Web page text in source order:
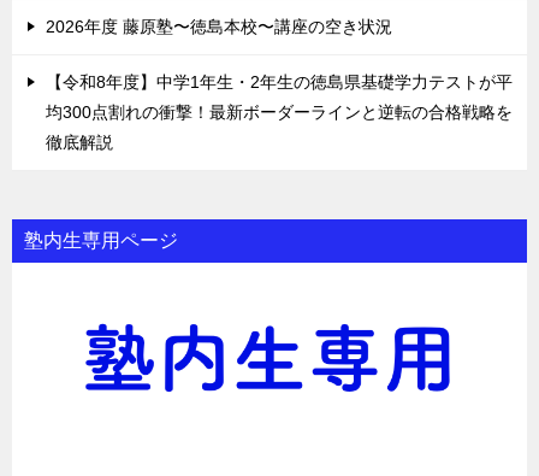
2026年度 藤原塾〜徳島本校〜講座の空き状況
【令和8年度】中学1年生・2年生の徳島県基礎学力テストが平
均300点割れの衝撃！最新ボーダーラインと逆転の合格戦略を
徹底解説
塾内生専用ページ